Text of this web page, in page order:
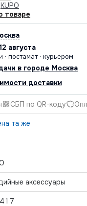
аксессуары
KUPO
товаре
августа
· постамат · курьером
в городе Москва
доставки
СБП по QR-коду
та же